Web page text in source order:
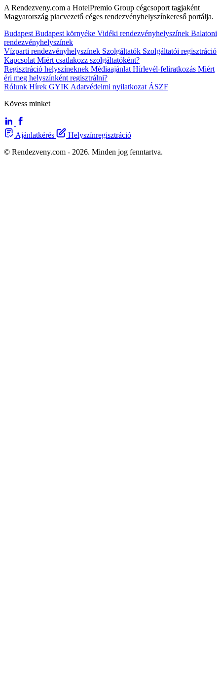
A Rendezveny.com a HotelPremio Group cégcsoport tagjaként
Magyarország piacvezető céges rendezvényhelyszínkereső portálja.
Budapest Budapest környéke Vidéki rendezvényhelyszínek Balatoni
rendezvényhelyszínek
Vízparti rendezvényhelyszínek Szolgáltatók Szolgáltatói regisztráció
Kapcsolat Miért csatlakozz szolgáltatóként?
Regisztráció helyszíneknek Médiaajánlat Hírlevél-feliratkozás Miért
éri meg helyszínként regisztrálni?
Rólunk Hírek GYIK Adatvédelmi nyilatkozat ÁSZF
Kövess minket
Ajánlatkérés
Helyszínregisztráció
© Rendezveny.com - 2026. Minden jog fenntartva.